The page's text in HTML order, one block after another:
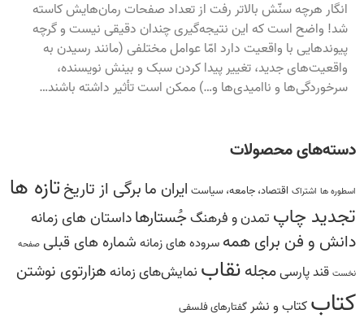
انگار هرچه سنّش بالاتر رفت از تعداد صفحات رمان‌هایش کاسته
شد! واضح است که این نتیجه‌گیری چندان دقیقی نیست و گرچه
پیوندهایی با واقعیت دارد امّا عوامل مختلفی (مانند رسیدن به
واقعیت‌های جدید، تغییر پیدا کردن سبک و بینش نویسنده،
سرخوردگی‌ها و ناامیدی‌ها و…) ممکن است تأثیر داشته باشند…
دسته‌های محصولات
اسطوره ها اشتراک اقتصاد، جامعه، سیاست ایران ما برگی از تاریختازه ها
تجدید چاپ تمدن و فرهنگجُستارها داستان های زمانه
دانش‌ و ‌فن‌ براى همه سروده ‏هاى زمانه شماره های قبلی صفحه
نخست قند پارسی مجله نقاب نمایش‌های زمانه هزارتوی نوشتن
کتاب کتاب و نشر گفتارهاى فلسفى